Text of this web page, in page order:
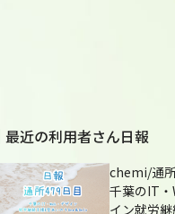
最近の利用者さん日報
chemi/通
千葉のIT
イン就労